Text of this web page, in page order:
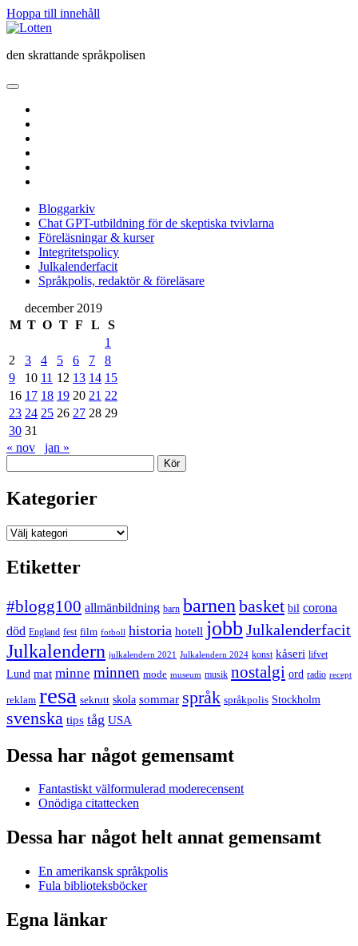
Hoppa till innehåll
Lotten
den skrattande språkpolisen
öppna
meny
Bloggarkiv
Chat GPT-utbildning för de skeptiska tvivlarna
Föreläsningar & kurser
Integritetspolicy
Julkalenderfacit
Språkpolis, redaktör & föreläsare
Sidopanel
december 2019
M T O T F L
S
1
2
3 4 5 6 7
8
9
10 11 12 13 14 15
16 17 18 19 20 21 22
23 24 25 26 27 28 29
30 31
« nov
jan »
Kategorier
Kategorier
Etiketter
#blogg100 allmänbildning barn barnen basket bil corona
död England fest film fotboll historia hotell jobb Julkalenderfacit
Julkalendern julkalendern 2021 Julkalendern 2024 konst kåseri lifvet
Lund mat minne minnen mode museum musik nostalgi ord radio recept
reklam resa sekrutt skola sommar språk språkpolis Stockholm
svenska tips tåg USA
Dessa har något gemensamt
Fantastiskt välformulerad moderecensent
Onödiga citattecken
Dessa har något helt annat gemensamt
En amerikansk språkpolis
Fula biblioteksböcker
Egna länkar